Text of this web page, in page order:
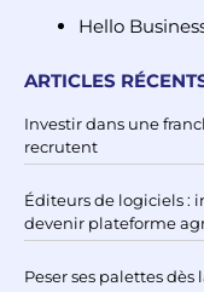
Hello
ARTICLES
Investir dans une
recrutent
Éditeurs de logiciels :
devenir plateforme
Peser ses palettes